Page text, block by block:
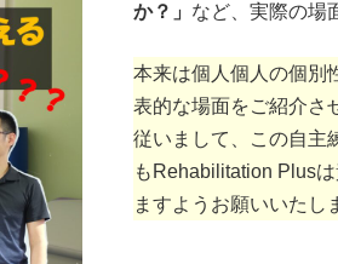
か？」 など、実際の場
本来は個人個人の個別
表的な場面をご紹介さ
従いまして、この自主
もRehabilitation Plus
ますようお願いいたし